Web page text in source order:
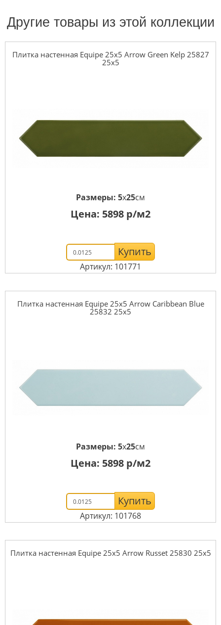
Другие товары из этой коллекции
Плитка настенная Equipe 25x5 Arrow Green Kelp 25827
25x5
Размеры: 5x25см
Цена: 5898 р/м2
Купить
Артикул: 101771
Плитка настенная Equipe 25x5 Arrow Caribbean Blue
25832 25x5
Размеры: 5x25см
Цена: 5898 р/м2
Купить
Артикул: 101768
Плитка настенная Equipe 25x5 Arrow Russet 25830 25x5